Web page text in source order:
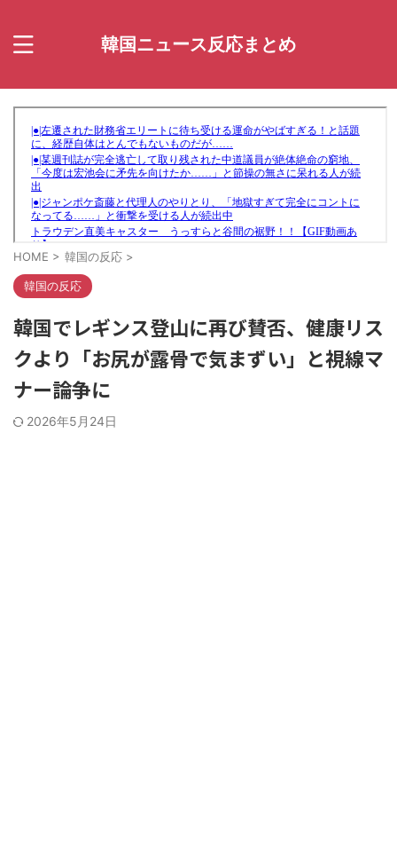
韓国ニュース反応まとめ
HOME > 韓国の反応 >
韓国の反応
韓国でレギンス登山に再び賛否、健康リス
クより「お尻が露骨で気まずい」と視線マ
ナー論争に
2026年5月24日